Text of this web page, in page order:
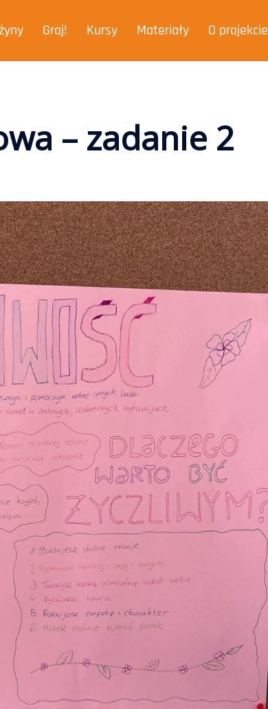
Graj! Kursy Materiały O projekcie
– zadanie 2